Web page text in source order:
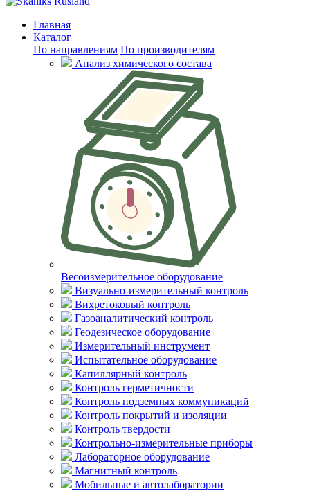
Главная
Каталог
По направлениям По производителям
Анализ химического состава
Весоизмерительное оборудование
Визуально-измерительный контроль
Вихретоковый контроль
Газоаналитический контроль
Геодезическое оборудование
Измерительный инструмент
Испытательное оборудование
Капиллярный контроль
Контроль герметичности
Контроль подземных коммуникаций
Контроль покрытий и изоляции
Контроль твердости
Контрольно-измерительные приборы
Лабораторное оборудование
Магнитный контроль
Мобильные и автолаборатории